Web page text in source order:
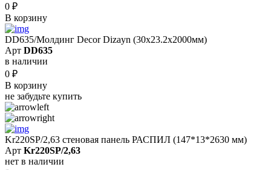
0 ₽
В корзину
DD635/Молдинг Decor Dizayn (30х23.2x2000мм)
Арт DD635
в наличии
0 ₽
В корзину
не забудьте купить
Kr220SP/2,63 cтеновая панель РАСПИЛ (147*13*2630 мм)
Арт Kr220SP/2,63
нет в наличии